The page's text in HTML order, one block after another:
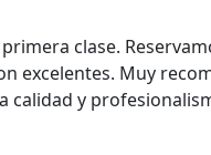
clase.
excelentes. Muy
calidad y